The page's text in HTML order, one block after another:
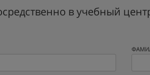
в учебный